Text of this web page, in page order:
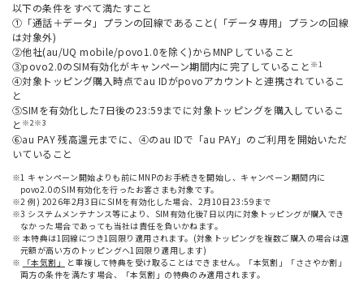
以下の条件をすべて満たすこと
①「通話＋データ」プランの回線であること(「データ専用」プランの回線
は対象外)
②他社(au/UQ mobile/povo1.0を除く)からMNPしていること
③povo2.0のSIM有効化がキャンペーン期間内に完了していること ※1
④対象トッピング購入時点でau IDがpovoアカウントと連携されているこ
と
⑤SIMを有効化した7日後の23:59までに対象トッピングを購入しているこ
と ※2※3
⑥au PAY 残高還元までに、④のau IDで「au PAY」のご利用を開始いただ
いていること
※1 キャンペーン開始よりも前にMNPのお手続きを開始し、キャンペーン期間内に
povo2.0のSIM有効化を行ったお客さまも対象です。
※2 例) 2026年2月3日にSIMを有効化した場合、2月10日23:59まで
※3 システムメンテナンス等により、SIM有効化後7日以内に対象トッピングが購入でき
なかった場合であっても当社は責任を負いかねます。
※ 本特典は1回線につき1回限り適用されます。(対象トッピングを複数ご購入の場合は還
元額が高い方のトッピングへ1回限り適用します)
※
「本気割」
と重複して特典を受け取ることはできません。「本気割」「ささやか割」
両方の条件を満たす場合、「本気割」の特典のみ適用されます。